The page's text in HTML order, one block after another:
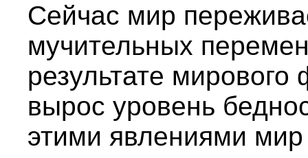
Сейчас мир
мучительных
результате мирового
вырос уровень
этими явлениями